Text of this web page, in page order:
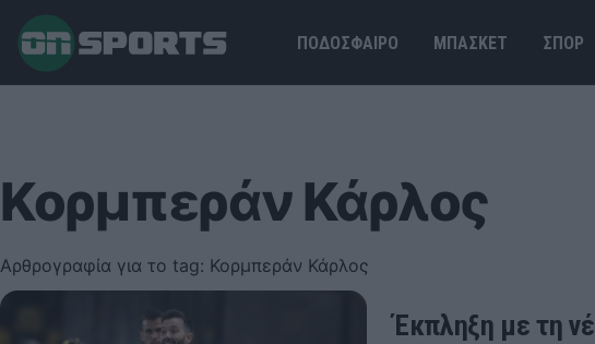
ΠΟΔΟΣΦΑΙΡΟ ΜΠΑΣΚΕΤ ΣΠΟΡ
Κορμπεράν Κάρλος
Αρθρογραφία για το tag: Κορμπεράν Κάρλος
Έκπληξη με τη